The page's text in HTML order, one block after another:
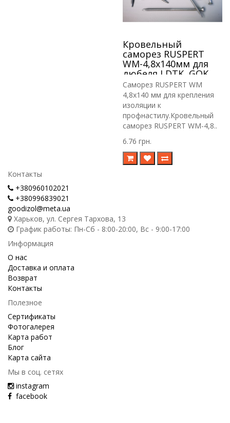
Кровельный
саморез RUSPERT
WM-4,8х140мм для
дюбеля LDTK, GOK,
RIF.
Саморез RUSPERT WM
4,8х140 мм для крепления
изоляции к
профнастилу.Кровельный
саморез RUSPERT WM-4,8..
6.76 грн.
Контакты
+380960102021
+380996839021
goodizol@meta.ua
Харьков, ул. Сергея Тархова, 13
График работы: Пн-Сб - 8:00-20:00, Вс - 9:00-17:00
Информация
О нас
Доставка и оплата
Возврат
Контакты
Полезное
Сертификаты
Фотогалерея
Карта работ
Блог
Карта сайта
Мы в соц. сетях
instagram
facebook